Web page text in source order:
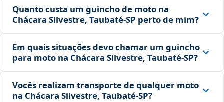
Quanto custa um guincho de moto na
Chácara Silvestre, Taubaté‑SP perto de mim?
Em quais situações devo chamar um guincho
para moto na Chácara Silvestre, Taubaté‑SP?
Vocês realizam transporte de qualquer moto
na Chácara Silvestre, Taubaté‑SP?